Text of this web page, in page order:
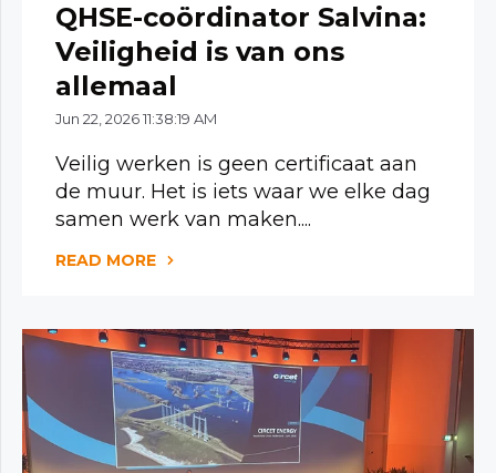
QHSE-coördinator Salvina:
Veiligheid is van ons
allemaal
Jun 22, 2026 11:38:19 AM
Veilig werken is geen certificaat aan
de muur. Het is iets waar we elke dag
samen werk van maken....
READ MORE